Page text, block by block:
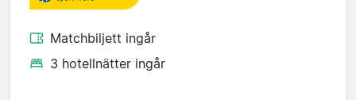
Matchbiljett ingår
3 hotellnätter ingår